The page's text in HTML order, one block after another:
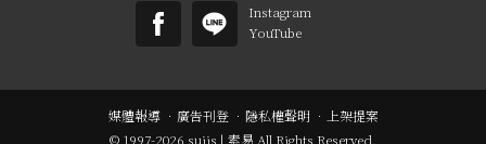
Instagram
YouTube
媒體報導． 廣告刊登． 隱私權聲明．
上架提案
© 1997-2026 suiis | 素易 All Rights Reserved.